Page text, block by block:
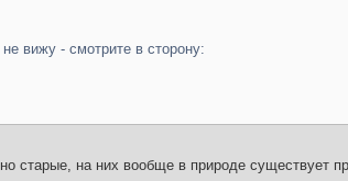
вижу - смотрите в сторону:
старые, на них вообще в природе существует